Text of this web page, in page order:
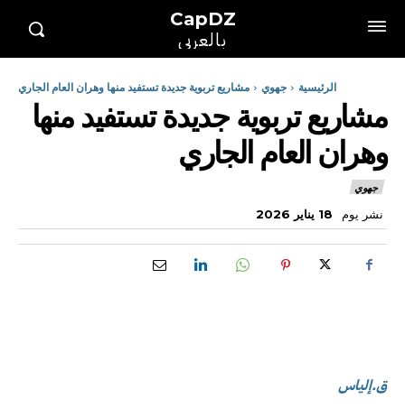
CapDZ
بالعربي
الرئيسية جهوي مشاريع تربوية جديدة تستفيد منها وهران العام الجاري
مشاريع تربوية جديدة تستفيد منها
وهران العام الجاري
جهوي
نشر يوم 18 يناير 2026
ق.إلياس